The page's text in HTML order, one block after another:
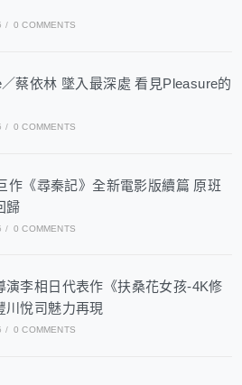
/ 0 COMMENTS
蔡依林 墜入最深處 看見Pleasure的
/ 0 COMMENTS
作《尋秦記》全新電影版續篇 原班
歸
/ 0 COMMENTS
演李相日代表作《扶桑花女孩-4K修
川悅司魅力再現
/ 0 COMMENTS